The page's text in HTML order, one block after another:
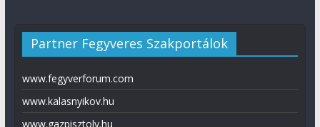
Partner Fegyveres Szakportálok
www.fegyverforum.com
www.kalasnyikov.hu
www.gazpisztoly.hu